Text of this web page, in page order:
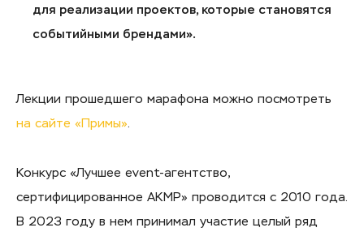
для реализации проектов, которые становятся
событийными брендами».
Лекции прошедшего марафона можно посмотреть
на сайте «Примы».
Конкурс «Лучшее event-агентство,
сертифицированное АКМР» проводится с 2010 года.
В 2023 году в нем принимал участие целый ряд